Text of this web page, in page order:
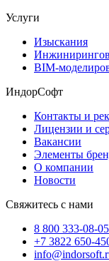
Услуги
Изыскания
BIM-
ИндорСофт
Контакты и
Лицензии и
Вакансии
Элементы
О компании
Новости
Свяжитесь с нами
8 800 333-08-05
+7 3822 650-